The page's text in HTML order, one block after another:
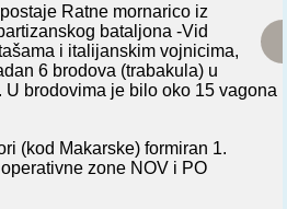
Ratne mornarico iz
bataljona -Vid
i italijanskim vojnicima,
6 brodova (trabakula) u
brodovima je bilo oko 15 vagona
(kod Makarske) formiran 1.
zone NOV i PO